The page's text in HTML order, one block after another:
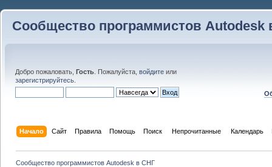
Сообщество программистов Autodesk
Добро пожаловать, Гость . Пожалуйста, войдите или
зарегистрируйтесь
Начало Сайт Правила Помощь Поиск Непрочитанные Календарь
Сообщество программистов Autodesk в СНГ